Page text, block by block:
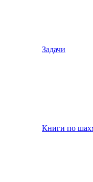
Задачи
Книги по